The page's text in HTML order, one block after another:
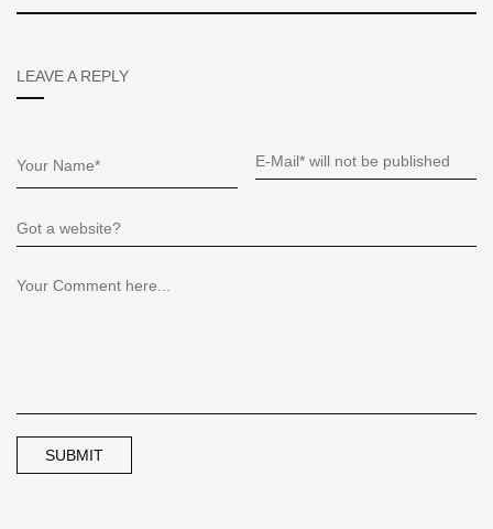
LEAVE A REPLY